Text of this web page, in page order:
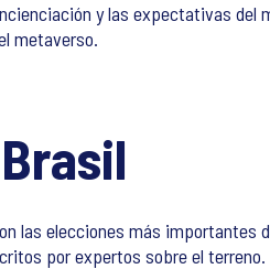
y las expectativas
metaverso.
las elecciones más importantes
por expertos sobre el terreno.